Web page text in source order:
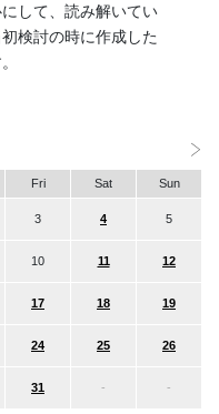
して、読み解いてい
検討の時に作成した
Fri Sat Sun
3 4 5
10 11 12
17 18 19
24 25 26
31 - -